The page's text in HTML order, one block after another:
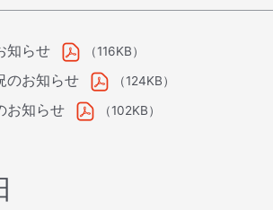
知らせ （116KB）
のお知らせ （124KB）
お知らせ （102KB）